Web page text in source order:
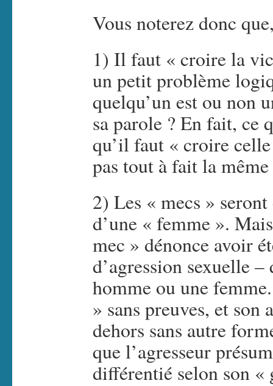
Vous noterez donc
1) Il faut « croire la
un petit problème
quelqu’un est ou non
sa parole ? En fait, ce
qu’il faut « croire
pas tout à fait la même
2) Les « mecs »
d’une « femme ».
mec » dénonce avoir
d’agression sexuelle
homme ou une
» sans preuves, et
dehors sans autre
que l’agresseur
différentié selon son «